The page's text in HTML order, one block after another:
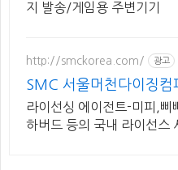
지 발송/게임용 주변기기
http://smckorea.com/ 광고
SMC 서울머천다이징컴
라이선싱 에이전트-미피,삐
하버드 등의 국내 라이선스